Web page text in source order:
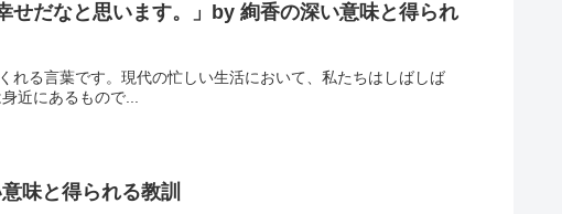
せだなと思います。」by 絢香の深い意味と得られ
れる言葉です。現代の忙しい生活において、私たちはしばしば
近にあるもので...
味と得られる教訓